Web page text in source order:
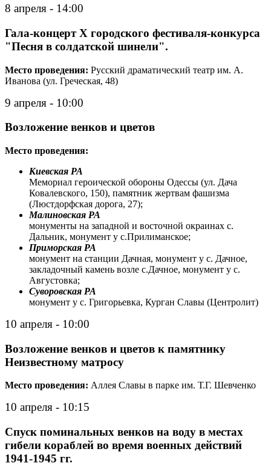
8 апреля - 14:00
Гала-концерт Х городского фестиваля-конкурса
"Песня в солдатской шинели".
Место проведения: Русский драматический театр им. А.
Иванова (ул. Греческая, 48)
9 апреля - 10:00
Возложение венков и цветов
Место проведения:
Киевская РА
Мемориал героической обороны Одессы (ул. Дача
Ковалевского, 150), памятник жертвам фашизма
(Люстдорфская дорога, 27);
Малиновская РА
монументы на западной и восточной окраинах с.
Дальник, монумент у с.Прилиманское;
Приморская РА
монумент на станции Дачная, монумент у с. Дачное,
закладочный камень возле с.Дачное, монумент у с.
Августовка;
Суворовская РА
монумент у с. Григорьевка, Курган Славы (Центролит)
10 апреля - 10:00
Возложение венков и цветов к памятнику
Неизвестному матросу
Место проведения: Аллея Славы в парке им. Т.Г. Шевченко
10 апреля - 10:15
Спуск поминальных венков на воду в местах
гибели кораблей во время военных действий
1941-1945 гг.